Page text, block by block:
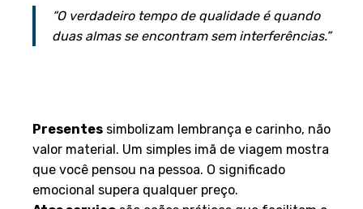
“O verdadeiro tempo de qualidade é quando
duas almas se encontram sem interferências.”
Presentes simbolizam lembrança e carinho, não
valor material. Um simples imã de viagem mostra
que você pensou na pessoa. O significado
emocional supera qualquer preço.